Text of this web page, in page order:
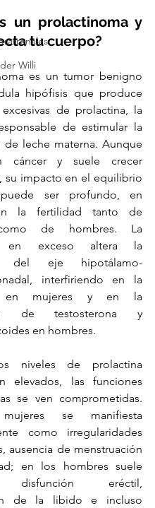
Willi
un prolactinoma y
tu cuerpo?
es un tumor benigno
hipófisis que produce
de prolactina, la
de estimular la
de leche materna. Aunque
y suele crecer
su impacto en el equilibrio
ser profundo, en
la fertilidad tanto de
de hombres. La
en exceso altera la
del eje hipotálamo-
interfiriendo en la
en mujeres y en la
de testosterona y
en hombres.
niveles de prolactina
elevados, las funciones
se ven comprometidas.
se manifiesta
como irregularidades
ausencia de menstruación
en los hombres suele
disfunción eréctil,
de la libido e incluso